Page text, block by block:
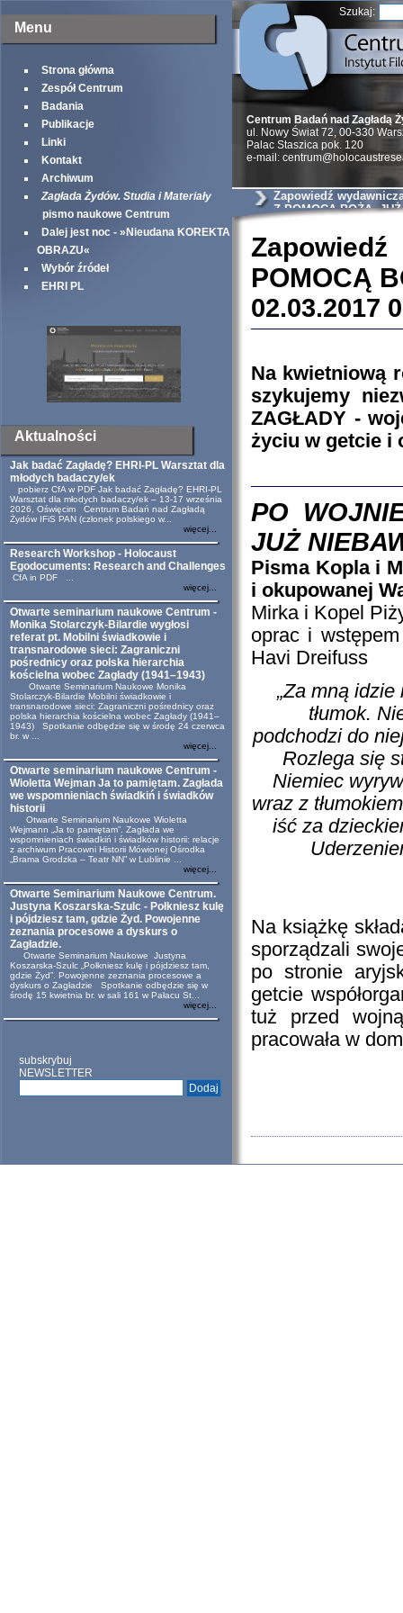
Menu
Strona główna
Zespół Centrum
Badania
Publikacje
Linki
Kontakt
Archiwum
Zagłada Żydów. Studia i Materiały
pismo naukowe Centrum
Dalej jest noc - »Nieudana KOREKTA
OBRAZU«
Wybór źródeł
EHRI PL
Aktualności
Jak badać Zagładę? EHRI-PL Warsztat dla
młodych badaczy/ek
pobierz CfA w PDF Jak badać Zagładę? EHRI-PL
Warsztat dla młodych badaczy/ek – 13-17 września
2026, Oświęcim Centrum Badań nad Zagładą
Żydów IFiS PAN (członek polskiego w...
więcej...
Research Workshop - Holocaust
Egodocuments: Research and Challenges
CfA in PDF ...
więcej...
Otwarte seminarium naukowe Centrum -
Monika Stolarczyk-Bilardie wygłosi
referat pt. Mobilni świadkowie i
transnarodowe sieci: Zagraniczni
pośrednicy oraz polska hierarchia
kościelna wobec Zagłady (1941–1943)
Otwarte Seminarium Naukowe Monika
Stolarczyk-Bilardie Mobilni świadkowie i
transnarodowe sieci: Zagraniczni pośrednicy oraz
polska hierarchia kościelna wobec Zagłady (1941–
1943) Spotkanie odbędzie się w środę 24 czerwca
br. w ...
więcej...
Otwarte seminarium naukowe Centrum -
Wioletta Wejman Ja to pamiętam. Zagłada
we wspomnieniach świadkiń i świadków
historii
Otwarte Seminarium Naukowe Wioletta
Wejmann „Ja to pamiętam”. Zagłada we
wspomnieniach świadkiń i świadków historii: relacje
z archiwum Pracowni Historii Mówionej Ośrodka
„Brama Grodzka – Teatr NN” w Lublinie ...
więcej...
Otwarte Seminarium Naukowe Centrum.
Justyna Koszarska-Szulc - Połkniesz kulę
i pójdziesz tam, gdzie Żyd. Powojenne
zeznania procesowe a dyskurs o
Zagładzie.
Otwarte Seminarium Naukowe Justyna
Koszarska-Szulc „Połkniesz kulę i pójdziesz tam,
gdzie Żyd”. Powojenne zeznania procesowe a
dyskurs o Zagładzie Spotkanie odbędzie się w
środę 15 kwietnia br. w sali 161 w Pałacu St...
więcej...
subskrybuj
NEWSLETTER
Szukaj:
Centrum Badań nad Zagładą
ul. Nowy Świat 72, 00-330
Palac Staszica pok. 120
e-mail:
Zapowiedź
Z POMOCĄ BOŻĄ,
POMOCĄ
02.03.2017
Na kwietniową
szykujemy
ZAGŁADY -
życiu w getcie i
PO
JUŻ
Pisma Kopla i
i okupowanej
Mirka i Kopel
oprac i
Havi Dreifuss
„Za mną idzie
tłumok.
podchodzi do
Rozlega się
Niemiec
wraz z
iść za
Na książkę
sporządzali
po stronie
getcie
tuż przed
pracowała w